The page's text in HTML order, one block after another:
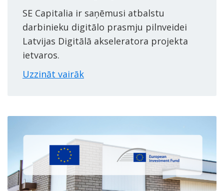
SE Capitalia ir saņēmusi atbalstu
darbinieku digitālo prasmju pilnveidei
Latvijas Digitālā akseleratora projekta
ietvaros.
Uzzināt vairāk